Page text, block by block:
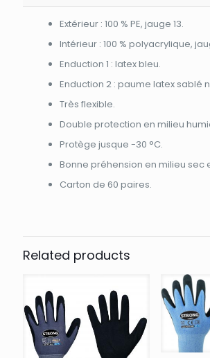
Extérieur : 100 % PE, jauge 13.
Intérieur : 100 % polyacrylique,
Enduction 1 : latex bleu.
Enduction 2 : paume latex sablé
Très flexible.
Double protection en milieu
Protège jusque -30 °C.
Bonne préhension en milieu sec
Carton de 60 paires.
Related products